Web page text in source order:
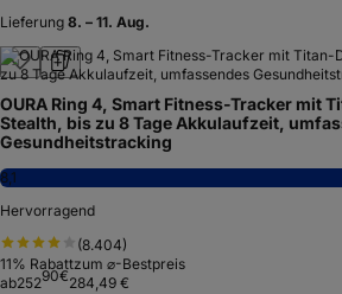
Lieferung 8. – 11. Aug.
OURA Ring 4, Smart Fitness-Tracker mit
Stealth, bis zu 8 Tage Akkulaufzeit,
Gesundheitstracking
8,1
Hervorragend
(8.404)
11% Rabattzum ⌀-Bestpreis
ab25290€284,49 €